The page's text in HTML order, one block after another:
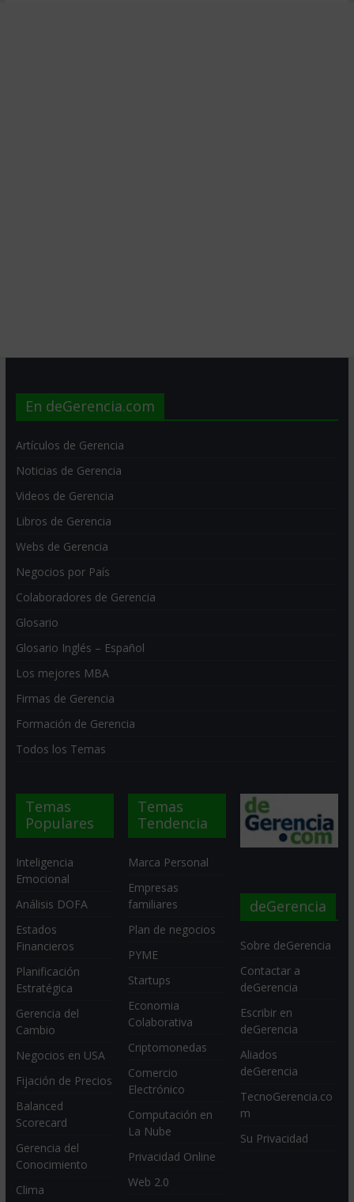
En deGerencia.com
Artículos de Gerencia
Noticias de Gerencia
Videos de Gerencia
Libros de Gerencia
Webs de Gerencia
Negocios por País
Colaboradores de Gerencia
Glosario
Glosario Inglés – Español
Los mejores MBA
Firmas de Gerencia
Formación de Gerencia
Todos los Temas
Temas
Populares
Inteligencia
Emocional
Análisis DOFA
Estados
Financieros
Planificación
Estratégica
Gerencia del
Cambio
Negocios en USA
Fijación de Precios
Balanced
Scorecard
Gerencia del
Conocimiento
Clima
Temas
Tendencia
Marca Personal
Empresas
familiares
Plan de negocios
PYME
Startups
Economia
Colaborativa
Criptomonedas
Comercio
Electrónico
Computación en
La Nube
Privacidad Online
Web 2.0
deGerencia
Sobre deGerencia
Contactar a
deGerencia
Escribir en
deGerencia
Aliados
deGerencia
TecnoGerencia.co
m
Su Privacidad